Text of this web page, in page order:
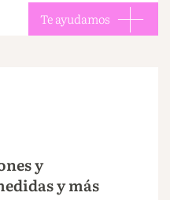
Te ayudamos
y
y más